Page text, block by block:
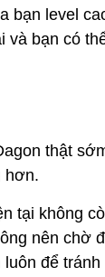
bạn level
và bạn có
thật
hơn.
tại không
nên chờ
luôn để